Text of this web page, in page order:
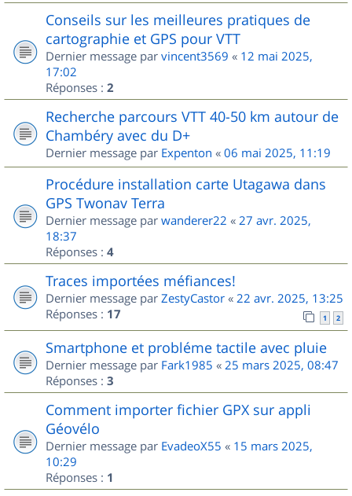
Conseils sur les meilleures pratiques de
cartographie et GPS pour VTT
Dernier message par vincent3569 « 12 mai 2025,
17:02
Réponses : 2
Recherche parcours VTT 40-50 km autour de
Chambéry avec du D+
Dernier message par Expenton « 06 mai 2025, 11:19
Procédure installation carte Utagawa dans
GPS Twonav Terra
Dernier message par wanderer22 « 27 avr. 2025,
18:37
Réponses : 4
Traces importées méfiances!
Dernier message par ZestyCastor « 22 avr. 2025, 13:25
Réponses : 17 1 2
Smartphone et probléme tactile avec pluie
Dernier message par Fark1985 « 25 mars 2025, 08:47
Réponses : 3
Comment importer fichier GPX sur appli
Géovélo
Dernier message par EvadeoX55 « 15 mars 2025,
10:29
Réponses : 1